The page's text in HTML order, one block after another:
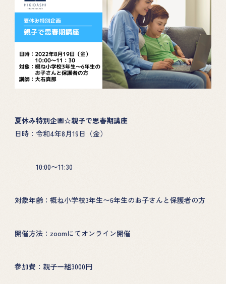
HOME
GOODS
性教育カフェ
夏休み特別企画☆親子で思春期講座
日時：令和4年8月19日（金）
10:00〜11:30
対象年齢：概ね小学校3年生〜6年生のお子さんと保護者の方
開催方法：zoomにてオンライン開催
参加費：親子一組3000円